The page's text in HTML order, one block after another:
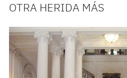
OTRA HERIDA MÁS